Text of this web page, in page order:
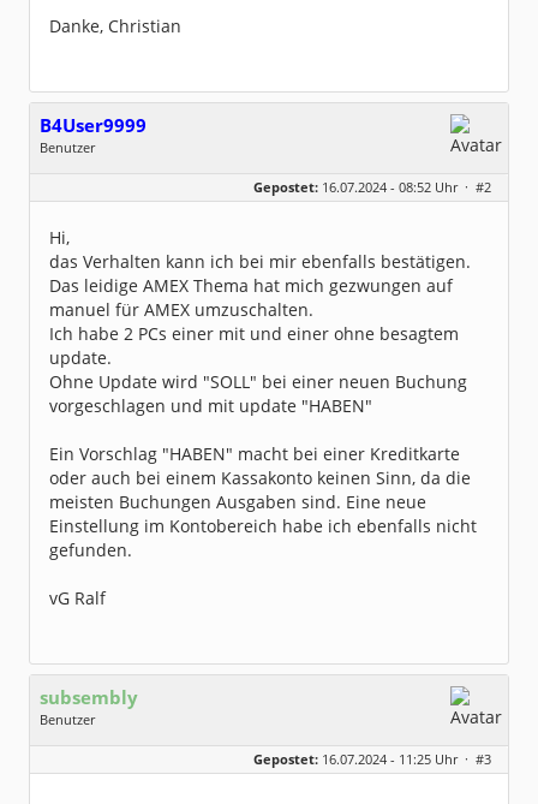
Danke, Christian
B4User9999
Benutzer
Dabei seit:
03 / 2024
Gepostet: 16.07.2024 - 08:52 Uhr · #2
Hi,
das Verhalten kann ich bei mir ebenfalls bestätigen.
Das leidige AMEX Thema hat mich gezwungen auf
manuel für AMEX umzuschalten.
Ich habe 2 PCs einer mit und einer ohne besagtem
update.
Ohne Update wird "SOLL" bei einer neuen Buchung
vorgeschlagen und mit update "HABEN"
Ein Vorschlag "HABEN" macht bei einer Kreditkarte
oder auch bei einem Kassakonto keinen Sinn, da die
meisten Buchungen Ausgaben sind. Eine neue
Einstellung im Kontobereich habe ich ebenfalls nicht
gefunden.
vG Ralf
subsembly
Benutzer
Geschlecht:
keine Angabe
Homepage:
subsembly.com/
Gepostet: 16.07.2024 - 11:25 Uhr · #3